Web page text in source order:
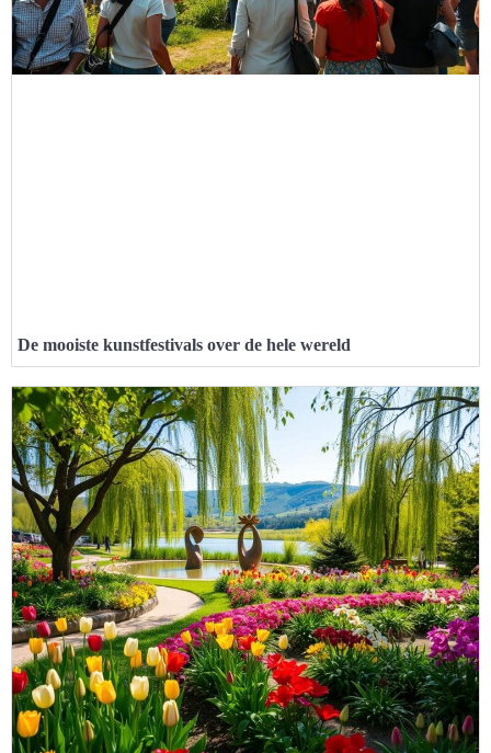
De mooiste kunstfestivals over de hele wereld